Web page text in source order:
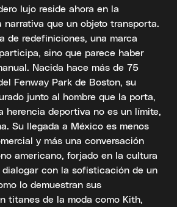
lujo reside ahora en la
narrativa que un objeto transporta.
de redefiniciones, una marca
sino que parece haber
Nacida hace más de 75
Fenway Park de Boston, su
junto al hombre que la porta,
herencia deportiva no es un límite,
Su llegada a México es menos
y más una conversación
americano, forjado en la cultura
dialogar con la sofisticación de un
lo demuestran sus
titanes de la moda como Kith,